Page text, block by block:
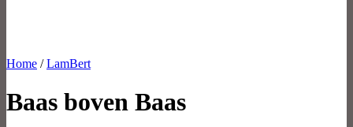
Home / LamBert
Baas boven Baas